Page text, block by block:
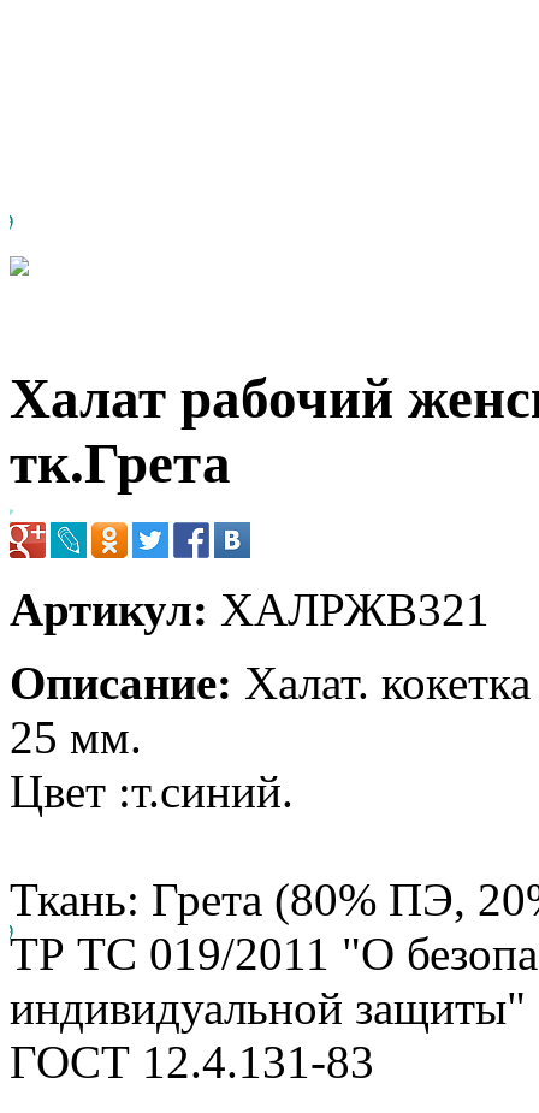
Халат рабочий
тк.Грета
Артикул: ХАЛРЖВ321
Описание: Халат.
25 мм.
Цвет :т.синий.
Ткань: Грета (80% ПЭ,
ТР ТС 019/2011 "О
индивидуальной защиты"
ГОСТ 12.4.131-83